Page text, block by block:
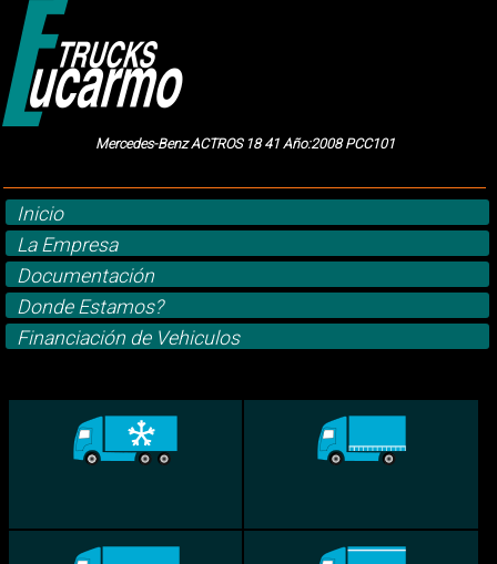
Mercedes-Benz ACTROS 18 41 Año:2008 PCC101
Inicio
La Empresa
Documentación
Donde Estamos?
Financiación de Vehiculos